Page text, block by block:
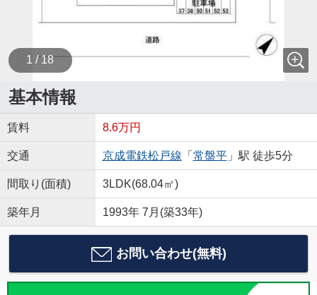
1 / 18
基本情報
賃料 8.6万円
交通 京成電鉄松戸線 「 常盤平」駅 徒歩5分
間取り(面積) 3LDK(68.04㎡)
築年月 1993年 7月(築33年)
お問い合わせ(無料)